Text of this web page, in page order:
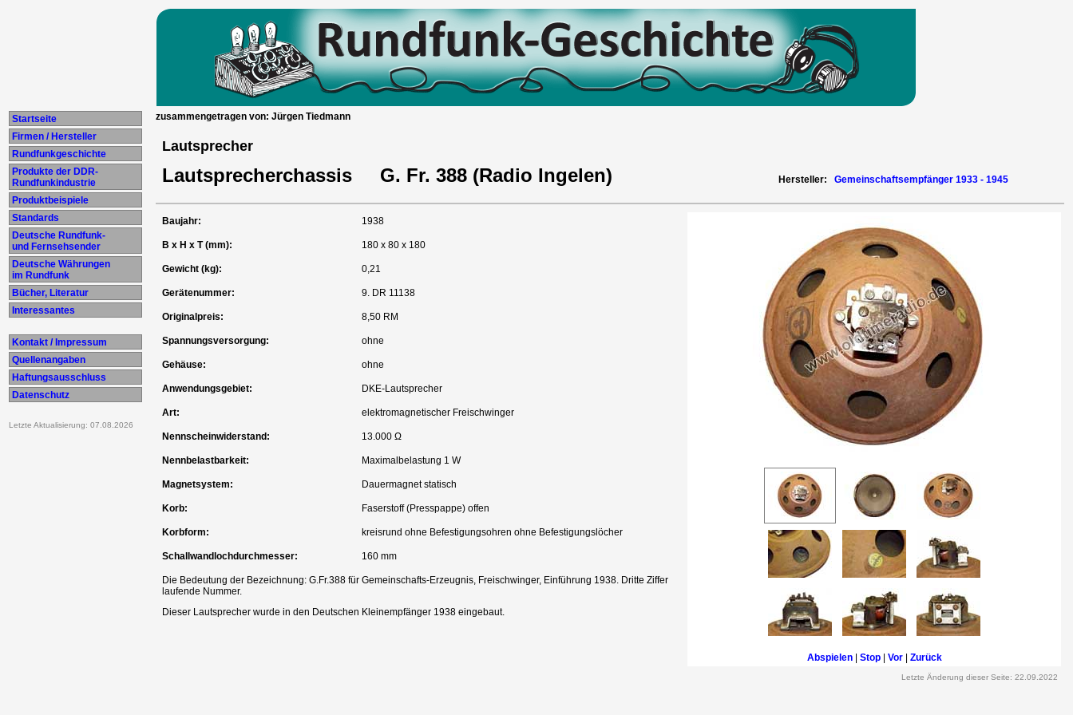
Startseite
Firmen / Hersteller
Rundfunkgeschichte
Produkte der DDR-
Rundfunkindustrie
Produktbeispiele
Standards
Deutsche Rundfunk-
und Fernsehsender
Deutsche Währungen
im Rundfunk
Bücher, Literatur
Interessantes
Kontakt / Impressum
Quellenangaben
Haftungsausschluss
Datenschutz
Letzte Aktualisierung: 07.08.2026
zusammengetragen von: Jürgen Tiedmann
Lautsprecher
Lautsprecherchassis G. Fr. 388 (Radio Ingelen) Hersteller: Gemeinschaftsempfänger 1933 - 1945
Baujahr: 1938
Abspielen| Stop| Vor| Zurück
B x H x T (mm): 180 x 80 x 180
Gewicht (kg): 0,21
Gerätenummer: 9. DR 11138
Originalpreis: 8,50 RM
Spannungsversorgung: ohne
Gehäuse: ohne
Anwendungsgebiet: DKE-Lautsprecher
Art: elektromagnetischer Freischwinger
Nennscheinwiderstand: 13.000 Ω
Nennbelastbarkeit: Maximalbelastung 1 W
Magnetsystem: Dauermagnet statisch
Korb: Faserstoff (Presspappe) offen
Korbform: kreisrund ohne Befestigungsohren ohne Befestigungslöcher
Schallwandlochdurchmesser: 160 mm
Die Bedeutung der Bezeichnung: G.Fr.388 für Gemeinschafts-Erzeugnis, Freischwinger, Einführung 1938. Dritte Ziffer
laufende Nummer.
Dieser Lautsprecher wurde in den Deutschen Kleinempfänger 1938 eingebaut.
Letzte Änderung dieser Seite: 22.09.2022